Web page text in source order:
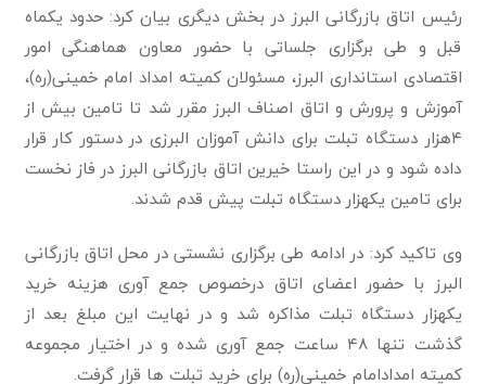
رئیس اتاق بازرگانی البرز در بخش دیگری بیان کرد: حدود یکماه
قبل و طی برگزاری جلساتی با حضور معاون هماهنگی امور
اقتصادی استانداری البرز، مسئولان کمیته امداد امام خمینی(ره)،
آموزش و پرورش و اتاق اصناف البرز مقرر شد تا تامین بیش از
۴هزار دستگاه تبلت برای دانش آموزان البرزی در دستور کار قرار
داده شود و در این راستا خیرین اتاق بازرگانی البرز در فاز نخست
برای تامین یکهزار دستگاه تبلت پیش قدم شدند.
وی تاکید کرد: در ادامه طی برگزاری نشستی در محل اتاق بازرگانی
البرز با حضور اعضای اتاق درخصوص جمع آوری هزینه خرید
یکهزار دستگاه تبلت مذاکره شد و در نهایت این مبلغ بعد از
گذشت تنها ۴۸ ساعت جمع آوری شده و در اختیار مجموعه
کمیته امدادامام خمینی(ره) برای خرید تبلت ها قرار گرفت.